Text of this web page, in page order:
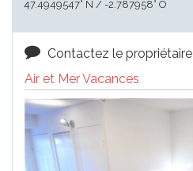
47.4949547° N / -2.787958° O
Contactez le propriétaire
Air et Mer Vacances